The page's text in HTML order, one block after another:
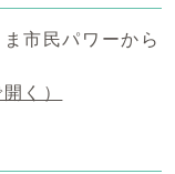
市民パワーから
く）